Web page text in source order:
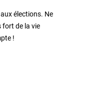
élections. Ne
fort de la vie
!